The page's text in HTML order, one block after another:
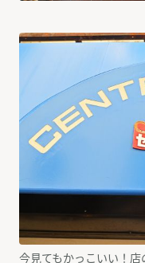
今見てもかっこいい！